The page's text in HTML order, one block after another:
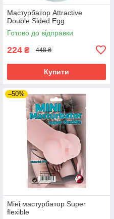
Мастурбатор Attractive
Double Sided Egg
Готово до відправки
224 ₴ 448 ₴
Купити
–50%
Міні мастурбатор Super
flexible